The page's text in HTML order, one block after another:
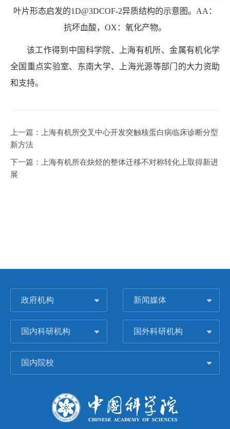
叶片形态启发的1D@3DCOF-2异质结构的示意图。 AA：
抗坏血酸， OX：氧化产物。
该工作得到中国科学院、上海有机所、金属有机化学
全国重点实验室、东南大学、上海光源等部门的大力资助
和支持。
上一篇： 上海有机所交叉中心开发突触核蛋白病临床诊断分型
新方法
下一篇： 上海有机所在炔烃的整体迁移不对称转化上取得新进
展
政府机构 新闻媒体
国内科研机构 国外科研机构
国内院校